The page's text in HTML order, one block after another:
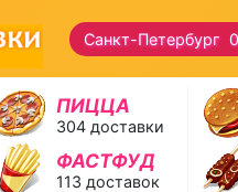
Санкт-Петербург
ПИЦЦА
304 доставки
ФАСТФУД
113 доставок